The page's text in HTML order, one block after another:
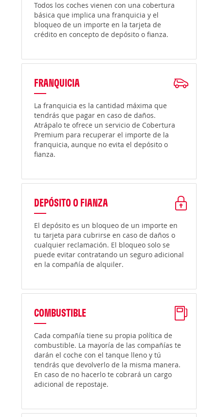
Todos los coches vienen con una cobertura
básica que implica una franquicia y el
bloqueo de un importe en la tarjeta de
crédito en concepto de depósito o fianza.
FRANQUICIA
La franquicia es la cantidad máxima que
tendrás que pagar en caso de daños.
Atrápalo te ofrece un servicio de Cobertura
Premium para recuperar el importe de la
franquicia, aunque no evita el depósito o
fianza.
DEPÓSITO O FIANZA
El depósito es un bloqueo de un importe en
tu tarjeta para cubrirse en caso de daños o
cualquier reclamación. El bloqueo solo se
puede evitar contratando un seguro adicional
en la compañía de alquiler.
COMBUSTIBLE
Cada compañía tiene su propia política de
combustible. La mayoría de las compañías te
darán el coche con el tanque lleno y tú
tendrás que devolverlo de la misma manera.
En caso de no hacerlo te cobrará un cargo
adicional de repostaje.